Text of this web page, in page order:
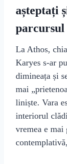
așteptați
La Athos,
Karyes s-ar
dimineața și
mai
liniște. Vara
interiorul
vremea e mai